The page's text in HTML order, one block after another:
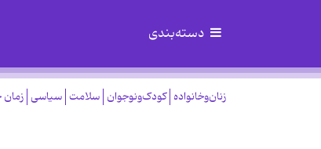
دسته‌بندی
زنان‌وخانواده کودک‌ونوجوان سلامت سیاسی زمان